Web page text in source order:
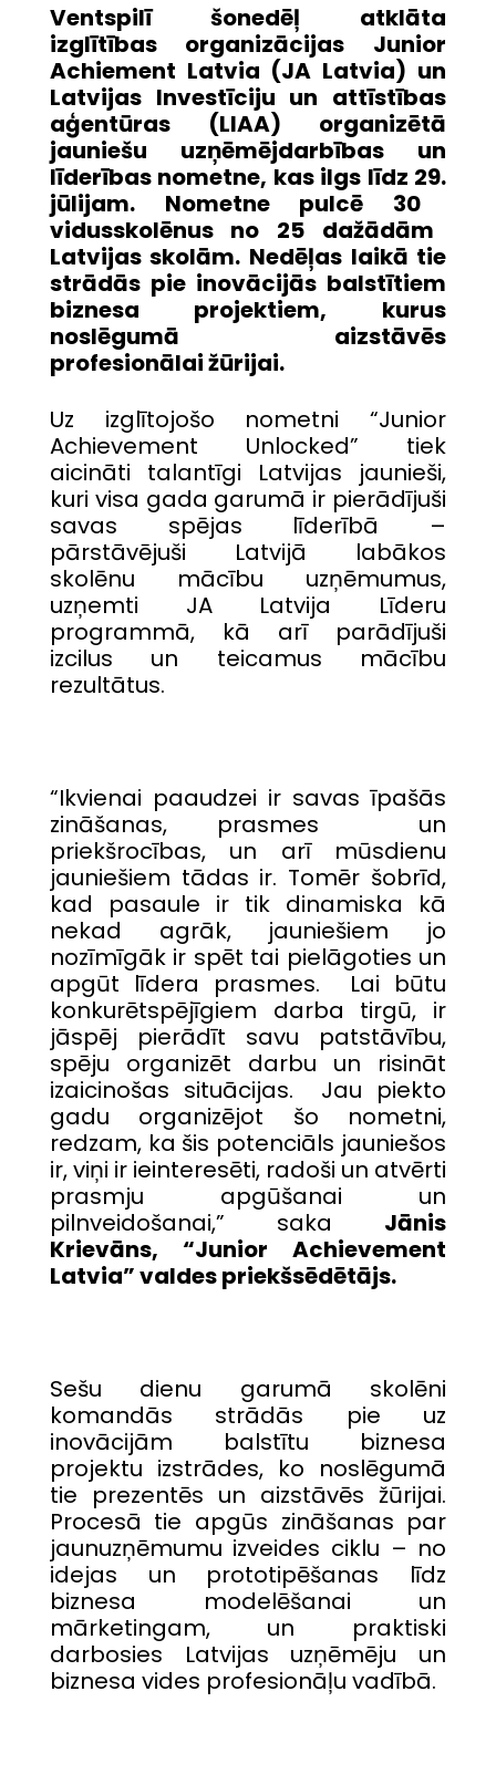
Ventspilī šonedēļ atklāta
izglītības organizācijas Junior
Achiement Latvia (JA Latvia) un
Latvijas Investīciju un attīstības
aģentūras (LIAA) organizētā
jauniešu uzņēmējdarbības un
līderības nometne, kas ilgs līdz 29.
jūlijam. Nometne pulcē 30
vidusskolēnus no 25 dažādām
Latvijas skolām. Nedēļas laikā tie
strādās pie inovācijās balstītiem
biznesa projektiem, kurus
noslēgumā aizstāvēs
profesionālai žūrijai.
Uz izglītojošo nometni “Junior
Achievement Unlocked” tiek
aicināti talantīgi Latvijas jaunieši,
kuri visa gada garumā ir pierādījuši
savas spējas līderībā –
pārstāvējuši Latvijā labākos
skolēnu mācību uzņēmumus,
uzņemti JA Latvija Līderu
programmā, kā arī parādījuši
izcilus un teicamus mācību
rezultātus.
“Ikvienai paaudzei ir savas īpašās
zināšanas, prasmes un
priekšrocības, un arī mūsdienu
jauniešiem tādas ir. Tomēr šobrīd,
kad pasaule ir tik dinamiska kā
nekad agrāk, jauniešiem jo
nozīmīgāk ir spēt tai pielāgoties un
apgūt līdera prasmes. Lai būtu
konkurētspējīgiem darba tirgū, ir
jāspēj pierādīt savu patstāvību,
spēju organizēt darbu un risināt
izaicinošas situācijas. Jau piekto
gadu organizējot šo nometni,
redzam, ka šis potenciāls jauniešos
ir, viņi ir ieinteresēti, radoši un atvērti
prasmju apgūšanai un
pilnveidošanai,” saka Jānis
Krievāns, “Junior Achievement
Latvia” valdes priekšsēdētājs.
Sešu dienu garumā skolēni
komandās strādās pie uz
inovācijām balstītu biznesa
projektu izstrādes, ko noslēgumā
tie prezentēs un aizstāvēs žūrijai.
Procesā tie apgūs zināšanas par
jaunuzņēmumu izveides ciklu – no
idejas un prototipēšanas līdz
biznesa modelēšanai un
mārketingam, un praktiski
darbosies Latvijas uzņēmēju un
biznesa vides profesionāļu vadībā.